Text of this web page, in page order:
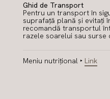
Ghid de Transport
Pentru un transport în
suprafață plană și evitați
recomandă transportul
razele soarelui sau surse
Meniu nutrițional ‣ Link